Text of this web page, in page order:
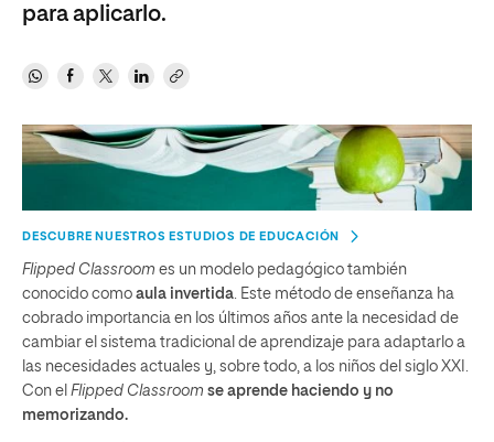
para aplicarlo.
DESCUBRE NUESTROS ESTUDIOS DE EDUCACIÓN
Flipped Classroom es un modelo pedagógico también
conocido como aula invertida. Este método de enseñanza ha
cobrado importancia en los últimos años ante la necesidad de
cambiar el sistema tradicional de aprendizaje para adaptarlo a
las necesidades actuales y, sobre todo, a los niños del siglo XXI.
Con el Flipped Classroom se aprende haciendo y no
memorizando.